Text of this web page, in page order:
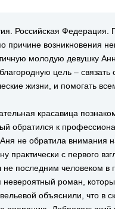
Российская Федерация.
причине возникновения
молодую девушку
цель –
жизни, и помогать
красавица
обратился к
не обратила внимания
практически с первого
последним человеком в
роман,
объяснили, что в